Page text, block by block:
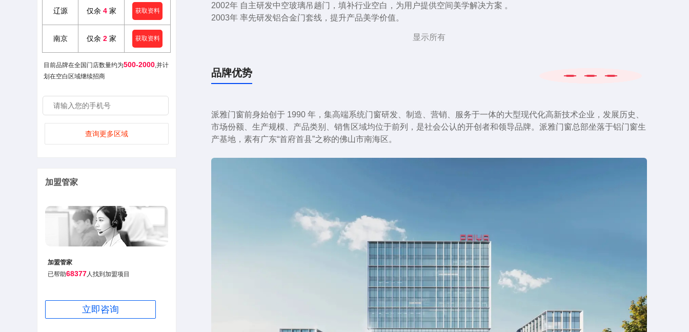
辽源 仅余 4 家 获取资料
南京 仅余 2 家 获取资料
目前品牌在全国门店数量约为500-2000,并计
划在空白区域继续招商
查询更多区域
加盟管家
加盟管家
已帮助68377人找到加盟项目
立即咨询
2002年 自主研发中空玻璃吊趟门，填补行业空白，为用户提供空间美学解决方案 。
2003年 率先研发铝合金门套线，提升产品美学价值。
2005年 派雅国内第一家门窗4S专卖店，开启行业全新专卖零售时代。
和用户体验。同年，率先推出推拉门抗风轨，将安全概念引入门窗行业，对门窗安全性能实现了更高标准的创新变革 。
2008年 率先引进意大利系统门窗技术，并结合国内市场创新升级，率先开启系统门窗时代。
东省门业协会铝门窗专委会会长、派雅门窗董事长李钧洪为领导。
2018年 派雅天猫旗舰店上线，开启行业新零售创新之路 。
2018年1月14日，“蝶变2018”派雅门窗年度经销商营销战略峰会于广东佛山南国桃园枫丹白露酒店举行。
2019年，派雅门窗董事长李钧洪先生，荣耀再当选“广东省门业协会铝门窗专委会会长”，派雅门窗荣膺“领军企业”荣誉称
2019年12月30日,“蝶变·升级”广东定制门窗高峰论坛暨2019广东省门业协会年会在佛山嘉思高大酒店隆重召开。
2020年1月8日-9日，派雅门窗“翱翔2020|继往开来·亮剑争锋”——派雅经销商营销战略峰会暨30周年启动仪式在佛山枫丹
2020年1月11日，“璀璨30载，携手赢未来”——派雅门窗2020年会盛典在佛山派雅门窗总部盛大举行
2020年10月24日，派雅门窗迎来广州马会家居350方官方旗舰店盛大开业。
2021年 派雅里水四期新基地奠基，至此，派雅拥有合计30万㎡生产基地。
显示所有
品牌优势
派雅门窗前身始创于 1990 年，集高端系统门窗研发、制造、营销、服务于一体的大型现代化高新技术企业，发展历史、
市场份额、生产规模、产品类别、销售区域均位于前列，是社会公认的开创者和领导品牌。派雅门窗总部坐落于铝门窗生
产基地，素有广东“首府首县”之称的佛山市南海区。